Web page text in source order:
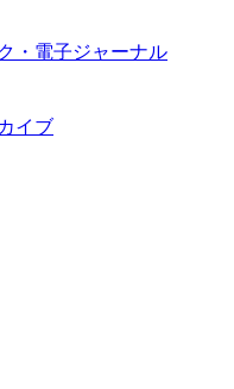
・電子ジャーナル
イブ